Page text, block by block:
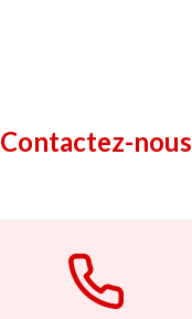
Contactez-nous